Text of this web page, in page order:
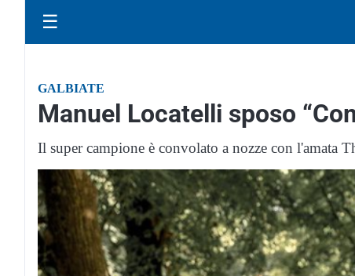
☰
GALBIATE
Manuel Locatelli sposo
Il super campione è convolato a nozze con l'amata